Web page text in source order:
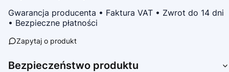
Gwarancja producenta • Faktura VAT • Zwrot do 14 dni
• Bezpieczne płatności
Zapytaj o produkt
Bezpieczeństwo produktu